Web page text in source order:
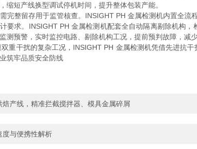
短产线换型调试停机时间，提升整体包装产能。
完整留存用于监管核查。INSIGHT PH 金属检测机内置全
要求。INSIGHT PH 金属检测机配套全自动隔离剔除机构
测预警，实时监控电路、剔除机构工况，提前预判故障，减
重干扰的复杂工况，INSIGHT PH 金属检测机凭借先进抗
筑牢品质安全防线
产线，精准拦截搅拌器、模具金属碎屑
度与便携性解析